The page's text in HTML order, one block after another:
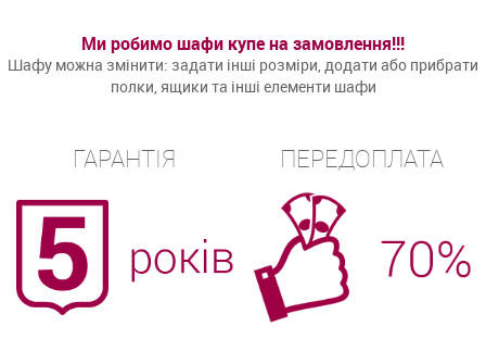
Ми робимо шафи купе на замовлення!!!
Шафу можна змінити: задати інші розміри, додати або прибрати
полки, ящики та інші елементи шафи
ГАРАНТІЯ ПЕРЕДОПЛАТА